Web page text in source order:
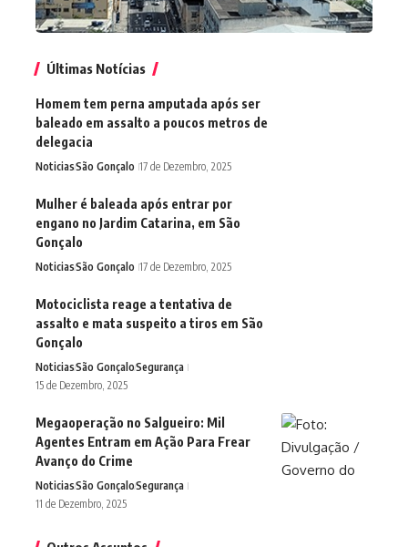
Últimas Notícias
Homem tem perna amputada após ser
baleado em assalto a poucos metros de
delegacia
NoticiasSão Gonçalo 17 de Dezembro, 2025
Mulher é baleada após entrar por
engano no Jardim Catarina, em São
Gonçalo
NoticiasSão Gonçalo 17 de Dezembro, 2025
Motociclista reage a tentativa de
assalto e mata suspeito a tiros em São
Gonçalo
NoticiasSão GonçaloSegurança
15 de Dezembro, 2025
Megaoperação no Salgueiro: Mil
Agentes Entram em Ação Para Frear
Avanço do Crime
NoticiasSão GonçaloSegurança
11 de Dezembro, 2025